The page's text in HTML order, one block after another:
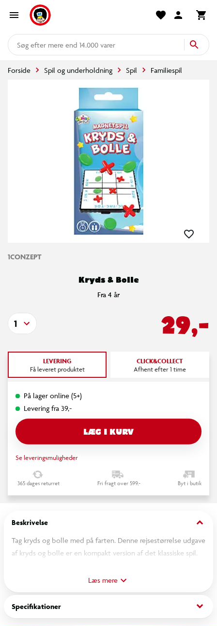
mere end 14.000 varer
Forside Spil og underholdning Spil Familiespil
1CONZEPT
Kryds & Bolle
Fra 4 år
29,-
1
LEVERING
Få leveret produktet
CLICK&COLLECT
Afhent efter 1 time
På lager online (5+)
Levering fra 39,-
LÆG I KURV
Se leveringsmuligheder
365 dages returret Fri fragt over 599,- Byt i butik
Beskrivelse keyboard_arrow_down
Tag kryds og bolle med på farten. Denne rejsestørrelse udgave
af kryds og bolle er en kompakt version af det klassiske spil.
på ferien, i sommerhuset eller derhjemme. Spillet er inkl.
magnetiske brikker, spilleplade og regler.
Læs mere
Specifikationer keyboard_arrow_down